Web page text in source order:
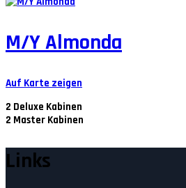
M/Y Almonda
Auf Karte zeigen
2 Deluxe Kabinen
2 Master Kabinen
Links